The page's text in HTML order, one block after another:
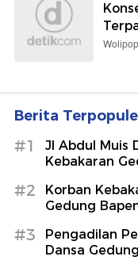
Wolipop
Berita
#1
Jl Abdul Muis
Kebakaran
#2
Korban
Gedung
#3
Pengadilan
Dansa